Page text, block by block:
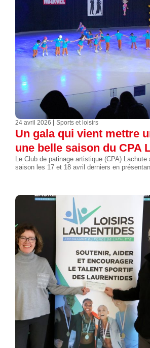
24 avril 2026 Sports et loisirs
Un gala qui vient mettre
une belle saison du CPA
Le Club de patinage artistique (CPA)
saison les 17 et 18 avril derniers en